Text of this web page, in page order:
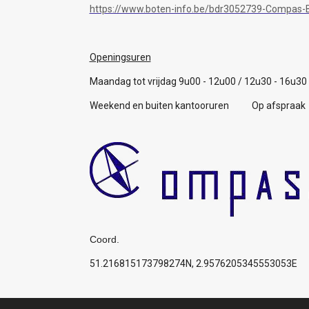
https://www.boten-info.be/bdr3052739-Compas-
Openingsuren
Maandag tot vrijdag 9u00 - 12u00 / 12u30 - 16u30
Weekend en buiten kantooruren Op afspraak
Coord.
51.216815173798274N, 2.9576205345553053E